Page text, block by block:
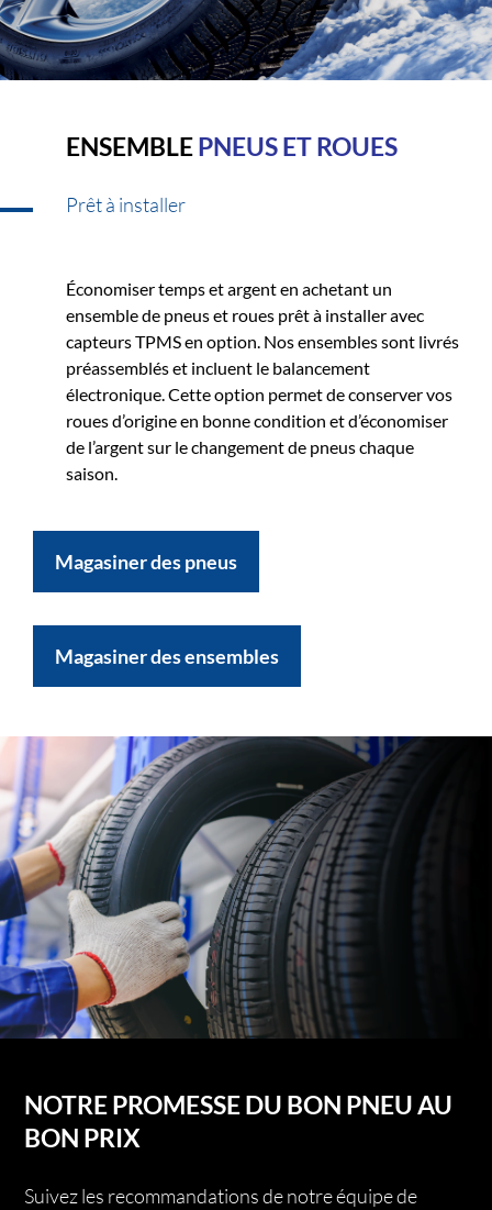
ENSEMBLEPNEUS ET ROUES
Prêt à installer
Économiser temps et argent en achetant un
ensemble de pneus et roues prêt à installer avec
capteurs TPMS en option. Nos ensembles sont livrés
préassemblés et incluent le balancement
électronique. Cette option permet de conserver vos
roues d’origine en bonne condition et d’économiser
de l’argent sur le changement de pneus chaque
saison.
Magasiner des pneus
Magasiner des ensembles
NOTRE PROMESSE DU BON PNEU AU
BON PRIX
Suivez les recommandations de notre équipe de